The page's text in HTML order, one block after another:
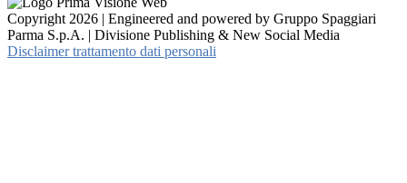
Copyright 2026 | Engineered and powered by Gruppo Spaggiari
Parma S.p.A. | Divisione Publishing & New Social Media
Disclaimer trattamento dati personali